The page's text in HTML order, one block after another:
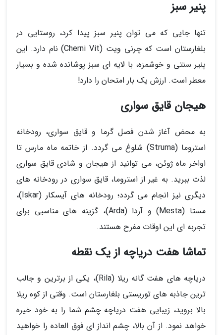
پنیر سبز
تنها جایی که می توان پنیر سبز پیدا کرد، روستایی در
بلغارستان است که چرنی ویت (Cherni Vit) نام دارد. این
پنیر سنتی و خوشمزه، با لایه ای سبز پوشانده شده و بسیار
معطر است. ارزش یک بار امتحان را دارد!
هیجان قایق سواری
به محض آغاز شدن فصل گرما و قایق سواری، رودخانه
استروما (Struma) شلوغ می گردد. از خاتمه ماه مارس تا
اواخر ماه ژوئن، می توانید از هیجان و شادی قایق سواری
لذت ببرید. به غیر از استروما، قایق سواری در رودخانه های
دیگری نیز انجام می گردد؛ رودخانه های آیسکار (Iskar)،
مستا (Mesta) و آردا (Arda)، گزینه های مناسبی برای
تجربه ای این اوقات مفرح هستند.
تماشا هفت دریاچه از یک نقطه
دریاچه های هفت گانه ریلا (Rila)، یکی از برترین و جالب
ترین جاذبه های توریستی بلغارستان است. وقتی از کوه ریلا
بالا بروید، زیبایی هفت دریاچه چشم شما را به خود خیره
خواهد نمود. از آن بالا، چشم انداز ای فوق العاده را خواهید